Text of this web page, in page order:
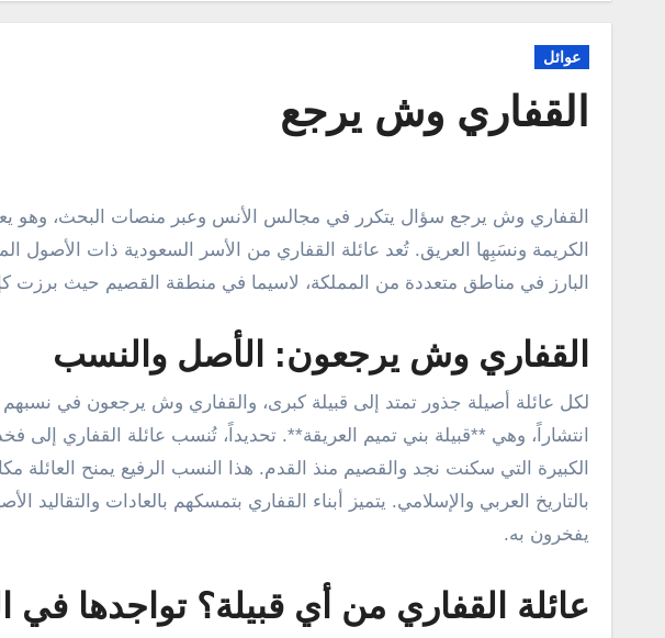
عوائل
القفاري وش يرجع
الكريمة ونسَبِها العريق. تُعد عائلة القفاري من الأسر السعودية ذات الأصول
البارز في مناطق متعددة من المملكة، لاسيما في منطقة القصيم حيث برزت
القفاري وش يرجعون: الأصل والنسب
لكل عائلة أصيلة جذور تمتد إلى قبيلة كبرى، والقفاري وش يرجعون في نسبهم
انتشاراً، وهي **قبيلة بني تميم العريقة**. تحديداً، تُنسب عائلة القفاري
الكبيرة التي سكنت نجد والقصيم منذ القدم. هذا النسب الرفيع يمنح العائلة
بالتاريخ العربي والإسلامي. يتميز أبناء القفاري بتمسكهم بالعادات
يفخرون به.
عائلة القفاري من أي قبيلة؟ تواجدها في